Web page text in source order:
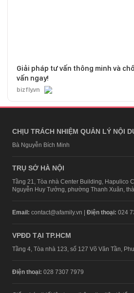
Giải pháp tư vấn thông minh và
vấn ngay!
bizfly.vn
CHỊU TRÁCH NHIỆM QUẢN LÝ NỘI
Bà Nguyễn Bích Minh
TRỤ SỞ HÀ NỘI
Tầng 21, Tòa nhà Center Building, Hapulico
Nguyễn Huy Tưởng, phường Thanh Xuân,
Email: contact@afamily.vn | Điện thoại: 024
VPĐD TẠI TP.HCM
Tầng 4, Tòa nhà 123, số 127 Võ Văn Tần,
Điện thoại: 028 7307 7979